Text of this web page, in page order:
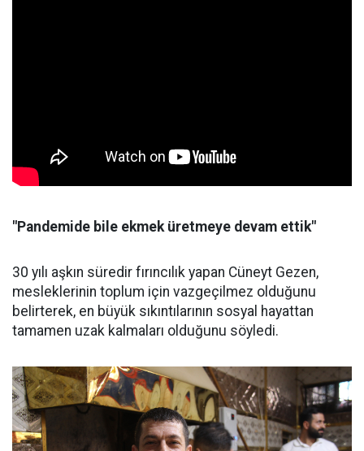
"Pandemide bile ekmek üretmeye devam ettik"
30 yılı aşkın süredir fırıncılık yapan Cüneyt Gezen,
mesleklerinin toplum için vazgeçilmez olduğunu
belirterek, en büyük sıkıntılarının sosyal hayattan
tamamen uzak kalmaları olduğunu söyledi.